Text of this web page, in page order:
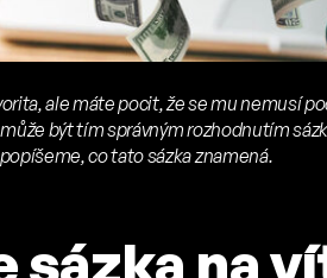
ale máte pocit, že se mu nemusí
být tím správným rozhodnutím
co tato sázka znamená.